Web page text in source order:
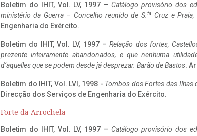
Boletim do IHIT, Vol. LV, 1997 – Catálogo provisório dos
ministério da Guerra – Concelho reunido de S. ta Cruz e
Engenharia do Exército.
Boletim do IHIT, Vol. LV, 1997 –Relação dos fortes,
prezente inteiramente abandonados, e que nenhuma
d’aquelles que se podem desde já desprezar. Barão de Bastos.
Boletim do IHIT, Vol. LVI, 1998 - Tombos dos Fortes das Ilhas
Direcção dos Serviços de Engenharia do Exército.
Forte da Arrochela
Boletim do IHIT, Vol. LV, 1997 – Catálogo provisório dos